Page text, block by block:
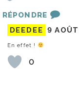
RÉPONDRE
DEEDEE 9
En effet !
0